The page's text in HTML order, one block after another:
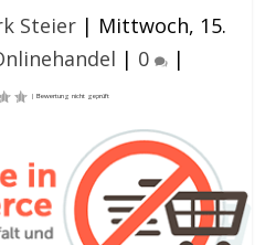
Steier | Mittwoch, 15.
| 0 |